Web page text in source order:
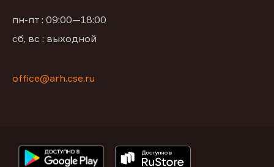
пн-пт : 09:00—18:00
сб, вс : выходной
office@arh.cse.ru